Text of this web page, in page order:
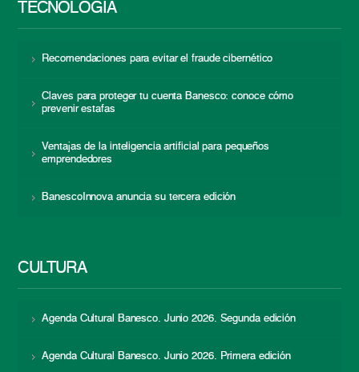
TECNOLOGÍA
Recomendaciones para evitar el fraude cibernético
Claves para proteger tu cuenta Banesco: conoce cómo
prevenir estafas
Ventajas de la inteligencia artificial para pequeños
emprendedores
BanescoInnova anuncia su tercera edición
CULTURA
Agenda Cultural Banesco. Junio 2026. Segunda edición
Agenda Cultural Banesco. Junio 2026. Primera edición